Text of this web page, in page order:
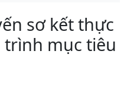
sơ kết thực
trình mục tiêu